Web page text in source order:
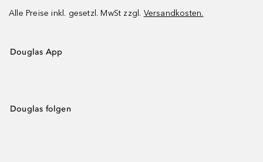
Alle Preise inkl. gesetzl. MwSt zzgl. Versandkosten.
Douglas App
Douglas folgen